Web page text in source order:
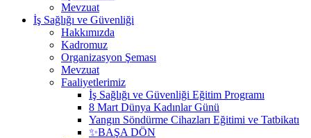
Mevzuat
İş Sağlığı ve Güvenliği
Hakkımızda
Kadromuz
Organizasyon Şeması
Mevzuat
Faaliyetlerimiz
İş Sağlığı ve Güvenliği Eğitim Programı
8 Mart Dünya Kadınlar Günü
Yangın Söndürme Cihazları Eğitimi ve Tatbikatı
✨BAŞA DÖN